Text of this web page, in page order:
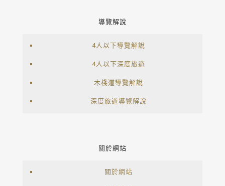
導覽解說
4人以下導覽解說
4人以下深度旅遊
木棧道導覽解說
深度旅遊導覽解說
關於網站
關於網站